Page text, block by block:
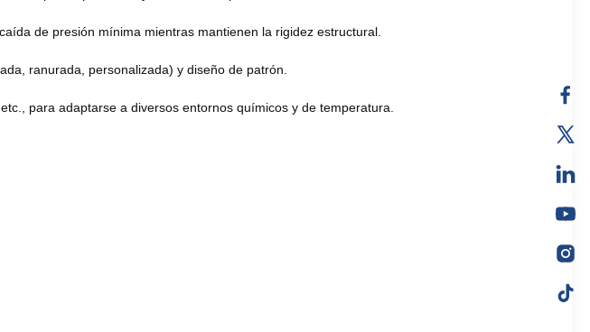
de presión mínima mientras mantienen la rigidez estructural.
ranurada, personalizada) y diseño de patrón.
para adaptarse a diversos entornos químicos y de temperatura.